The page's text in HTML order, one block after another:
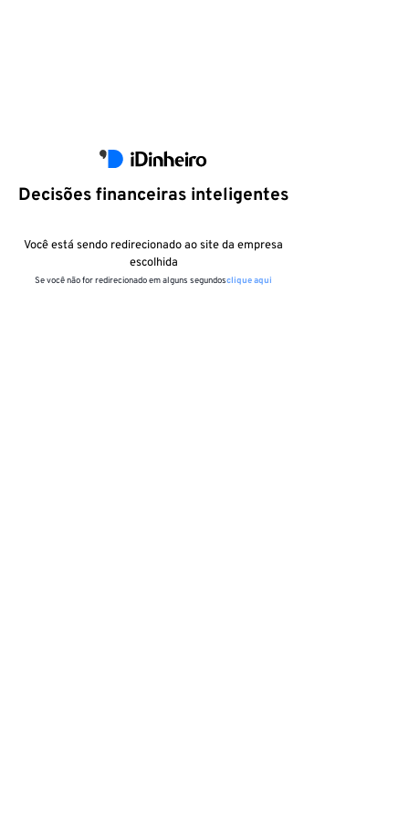
Decisões financeiras inteligentes
Você está sendo redirecionado ao site da empresa
escolhida
Se você não for redirecionado em alguns segundosclique aqui